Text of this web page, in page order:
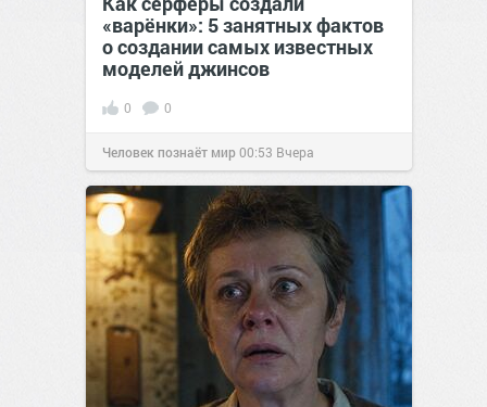
«варёнки»: 5 занятных фактов
о создании самых известных
моделей джинсов
0 0
Человек познаёт мир00:53 Вчера